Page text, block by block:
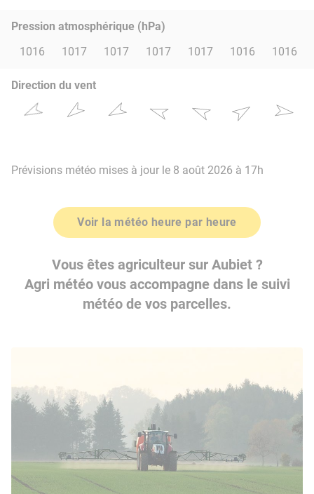
Pression atmosphérique (hPa)
1016
1017 1017 1017 1017 1016 1016
Direction du vent
Prévisions météo mises à jour le 8 août 2026 à 17h
Voir la météo heure par heure
Vous êtes agriculteur sur Aubiet ?
Agri météo vous accompagne dans le suivi
météo de vos parcelles.